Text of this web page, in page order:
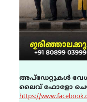
അപ്ഡേറ്റുകൾ
ലൈവ് ഫോളോ
https://